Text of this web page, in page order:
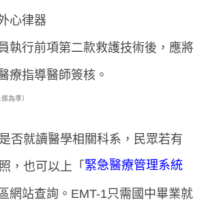
心律器
執行前項第二款救護技術後，應將
療指導醫師簽核。
為準）
否就讀醫學相關科系，民眾若有
，也可以上「 緊急醫療管理系統
網站查詢。EMT-1只需國中畢業就